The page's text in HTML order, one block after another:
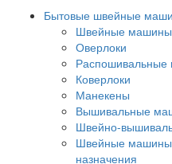
Бытовые швейные
Швейные машины
Оверлоки
Коверлоки
Манекены
Вышивальные
Швейно-
Швейные машины
назначения